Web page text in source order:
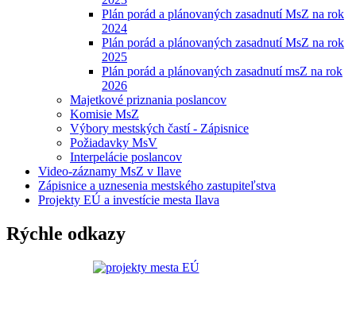
Plán porád a plánovaných zasadnutí MsZ na rok
2024
Plán porád a plánovaných zasadnutí MsZ na rok
2025
Plán porád a plánovaných zasadnutí msZ na rok
2026
Majetkové priznania poslancov
Komisie MsZ
Výbory mestských častí - Zápisnice
Požiadavky MsV
Interpelácie poslancov
Video-záznamy MsZ v Ilave
Zápisnice a uznesenia mestského zastupiteľstva
Projekty EÚ a investície mesta Ilava
Rýchle odkazy